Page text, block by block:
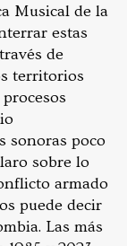
Musical de la
estas
de
territorios
sonoras poco
sobre lo
armado
puede decir
Las más